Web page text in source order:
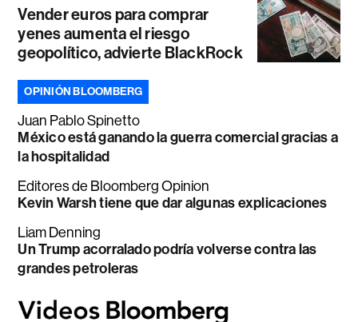
Vender euros para comprar
yenes aumenta el riesgo
geopolítico, advierte BlackRock
OPINIÓN BLOOMBERG
Juan Pablo Spinetto
México está ganando la guerra comercial gracias a
la hospitalidad
Editores de Bloomberg Opinion
Kevin Warsh tiene que dar algunas explicaciones
Liam Denning
Un Trump acorralado podría volverse contra las
grandes petroleras